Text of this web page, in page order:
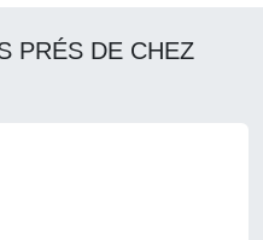
PRÉS DE CHEZ